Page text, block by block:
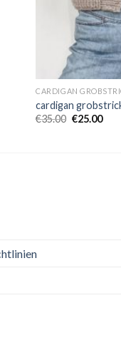
CARDIGAN
cardigan
€35.00 €25.00